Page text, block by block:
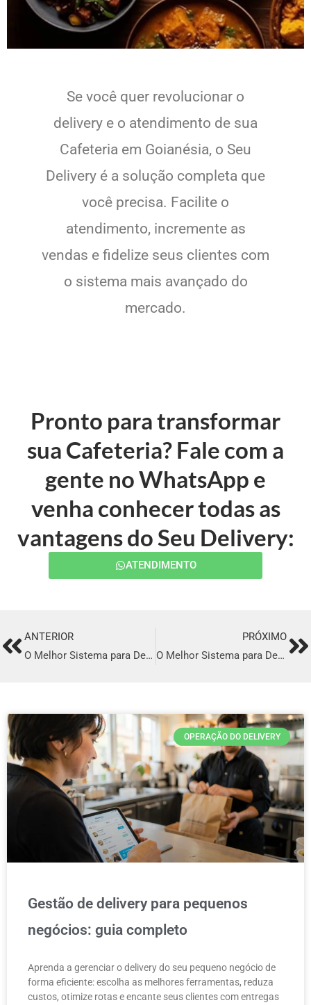
Se você quer revolucionar o
delivery e o atendimento de sua
Cafeteria em Goianésia, o Seu
Delivery é a solução completa que
você precisa. Facilite o
atendimento, incremente as
vendas e fidelize seus clientes com
o sistema mais avançado do
mercado.
Pronto para transformar
sua Cafeteria? Fale com a
gente no WhatsApp e
venha conhecer todas as
vantagens do Seu Delivery:
ATENDIMENTO
PrevANTERIOR
O Melhor Sistema para Delivery em Peruíbe
PRÓXIMO
O Melhor Sistema para Delivery em Palmares
OPERAÇÃO DO DELIVERY
Gestão de delivery para pequenos
negócios: guia completo
Aprenda a gerenciar o delivery do seu pequeno negócio de
forma eficiente: escolha as melhores ferramentas, reduza
custos, otimize rotas e encante seus clientes com entregas